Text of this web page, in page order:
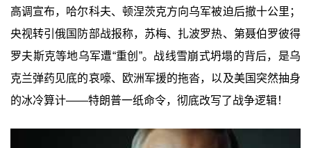
高调宣布，哈尔科夫、顿涅茨克方向乌军被迫后撤十公里；
央视转引俄国防部战报称，苏梅、扎波罗热、第聂伯罗彼得
罗夫斯克等地乌军遭“重创”。战线雪崩式坍塌的背后，是乌
克兰弹药见底的哀嚎、欧洲军援的拖沓，以及美国突然抽身
的冰冷算计——特朗普一纸命令，彻底改写了战争逻辑！